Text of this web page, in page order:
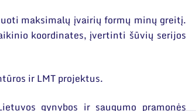
maksimalų įvairių formų minų greitį.
koordinates, įvertinti šūvių serijos
ir LMT projektus.
gynybos ir saugumo pramonės